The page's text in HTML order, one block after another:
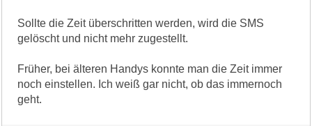
Sollte die Zeit überschritten werden, wird die SMS
gelöscht und nicht mehr zugestellt.
Früher, bei älteren Handys konnte man die Zeit immer
noch einstellen. Ich weiß gar nicht, ob das immernoch
geht.